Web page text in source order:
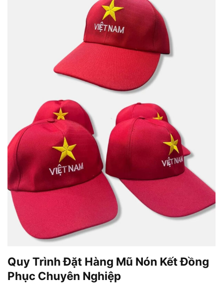
Quy Trình Đặt Hàng Mũ Nón Kết Đồng
Phục Chuyên Nghiệp